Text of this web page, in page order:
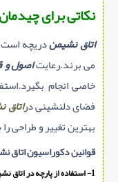
تاسیسات ساختمان
ابزار آلات ساختمانی
تعمیر و نگهداری ساختمان
محوطه سازی و نما
ماشین آلات ساختمانی
ژئوتکنیک
متفرقه
نکاتی برای
اتاق نشیمندریچه است
می برند.رعایتاصول و
خاصی انجام
فضای دلنشینی دراتاق
بهترین تغییر و طراحی
قوانین دکوراسیون اتاق
1- استفاده از پارچه در اتاق نشیمن